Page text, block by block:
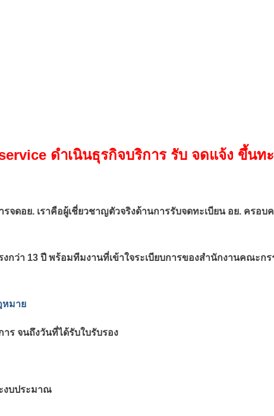
ดำเนินธุรกิจบริการ รับ จดแจ้ง ขึ้นท
รจดอย. เราคือผู้เชี่ยวชาญตัวจริงด้านการรับจดทะเบียน อย. ครอ
ว่า 13 ปี พร้อมทีมงานที่เข้าใจระเบียบการของสำนักงานคณะกร
หมาย
าร จนถึงวันที่ได้รับใบรับรอง
งบประมาณ